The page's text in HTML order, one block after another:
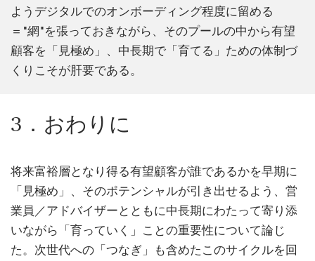
ようデジタルでのオンボーディング程度に留める
＝"網"を張っておきながら、そのプールの中から有望
顧客を「見極め」、中長期で「育てる」ための体制づ
くりこそが肝要である。
3．おわりに
将来富裕層となり得る有望顧客が誰であるかを早期に
「見極め」、そのポテンシャルが引き出せるよう、営
業員／アドバイザーとともに中長期にわたって寄り添
いながら「育っていく」ことの重要性について論じ
た。次世代への「つなぎ」も含めたこのサイクルを回